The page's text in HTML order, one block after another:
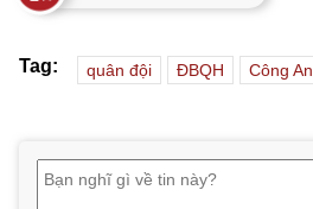
Tag: quân đội ĐBQH Công An